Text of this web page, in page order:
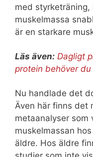
med
muskelmassa
är en starkare
Läs även: Dagligt
protein behöver
Nu handlade det
Även här finns det
metaanalyser
muskelmassan
äldre. Hos äldre